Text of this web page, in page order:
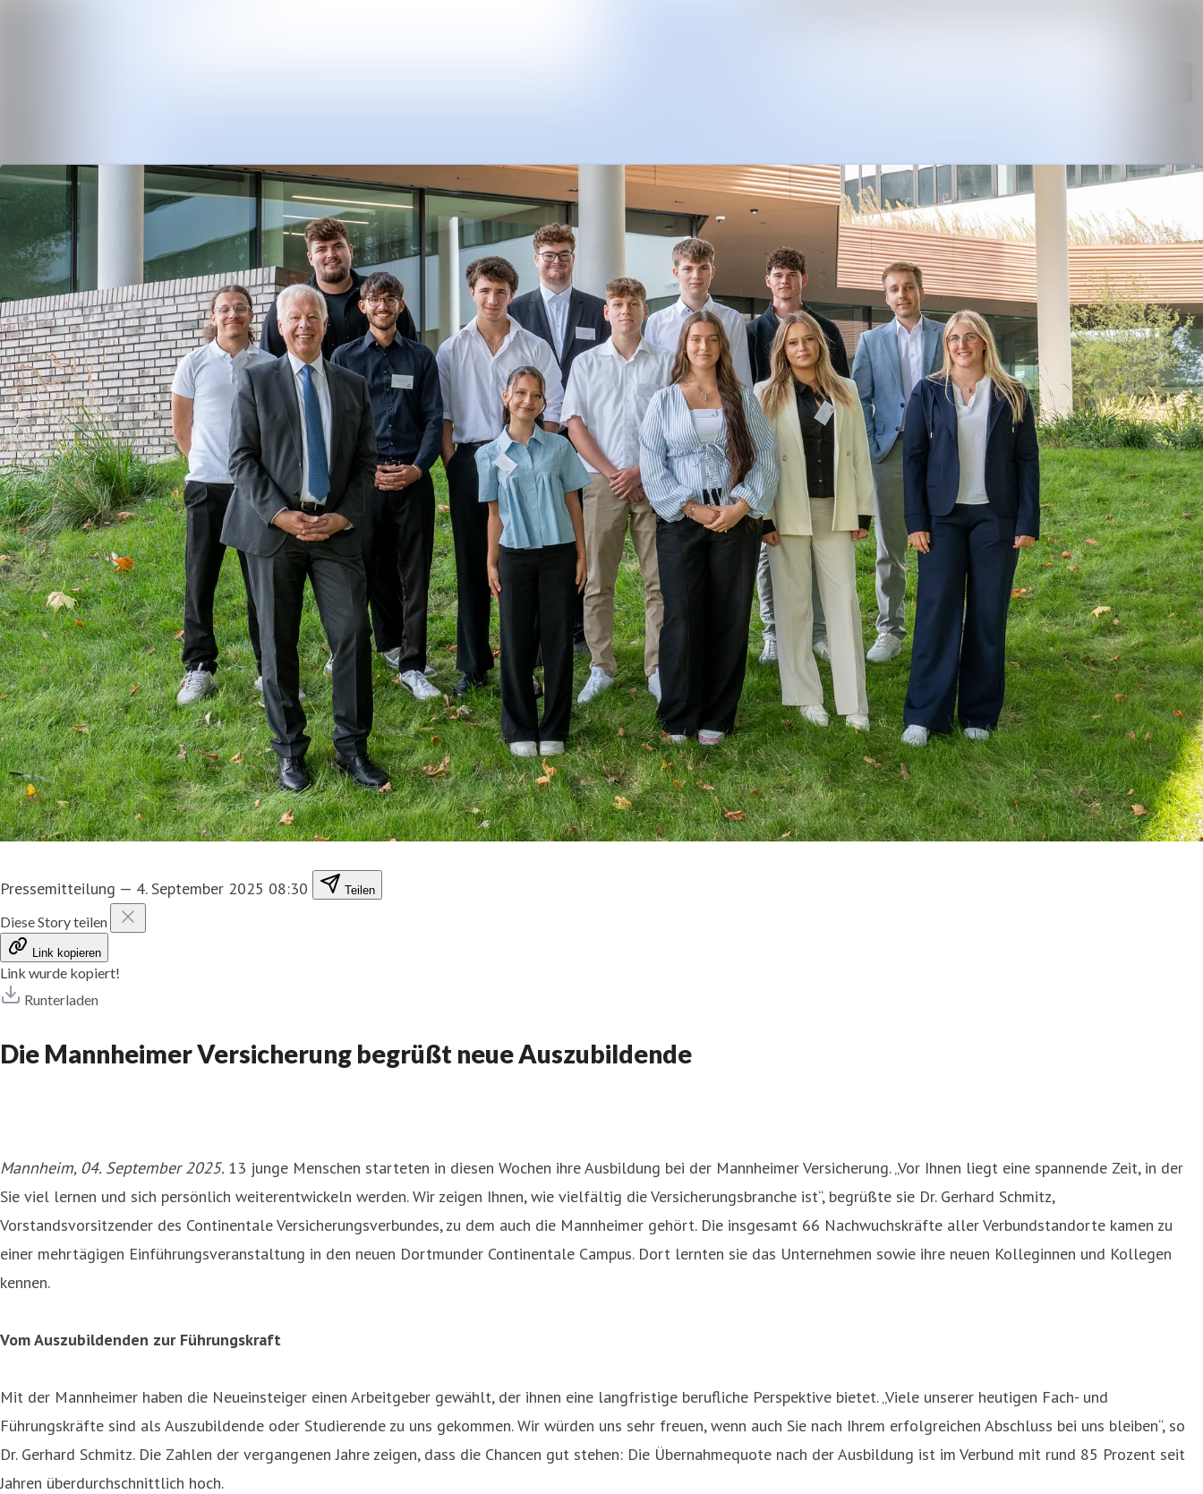
Pressemitteilung — 4. September 2025 08:30 Teilen
Diese Story teilen
Link kopieren
Link wurde kopiert!
Runterladen
Die Mannheimer Versicherung begrüßt neue Auszubildende
Mannheim, 04. September 2025. 13 junge Menschen starteten in diesen Wochen ihre Ausbildung bei der Mannheimer Versicherung. „Vor Ihnen liegt eine spannende Zeit, in der
Sie viel lernen und sich persönlich weiterentwickeln werden. Wir zeigen Ihnen, wie vielfältig die Versicherungsbranche ist“, begrüßte sie Dr. Gerhard Schmitz,
Vorstandsvorsitzender des Continentale Versicherungsverbundes, zu dem auch die Mannheimer gehört. Die insgesamt 66 Nachwuchskräfte aller Verbundstandorte kamen zu
einer mehrtägigen Einführungsveranstaltung in den neuen Dortmunder Continentale Campus. Dort lernten sie das Unternehmen sowie ihre neuen Kolleginnen und Kollegen
kennen.
Vom Auszubildenden zur Führungskraft
Mit der Mannheimer haben die Neueinsteiger einen Arbeitgeber gewählt, der ihnen eine langfristige berufliche Perspektive bietet. „Viele unserer heutigen Fach- und
Führungskräfte sind als Auszubildende oder Studierende zu uns gekommen. Wir würden uns sehr freuen, wenn auch Sie nach Ihrem erfolgreichen Abschluss bei uns bleiben“, so
Dr. Gerhard Schmitz. Die Zahlen der vergangenen Jahre zeigen, dass die Chancen gut stehen: Die Übernahmequote nach der Ausbildung ist im Verbund mit rund 85 Prozent seit
Jahren überdurchschnittlich hoch.